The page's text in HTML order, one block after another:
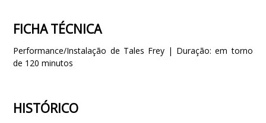
FICHA TÉCNICA
Performance/Instalação de Tales Frey | Duração: em torno
de 120 minutos
HISTÓRICO